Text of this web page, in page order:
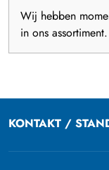
Wij hebben
in ons assortiment.
KONTAKT /